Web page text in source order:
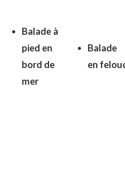
Balade à
pied en
bord de
mer
Balade
en